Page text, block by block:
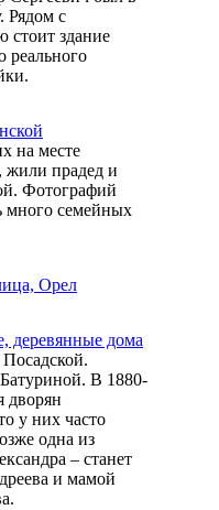
Рядом с
стоит здание
реального
на месте
жили прадед и
Фотографий
много семейных
В 1880-
дворян
у них часто
одна из
– станет
и мамой